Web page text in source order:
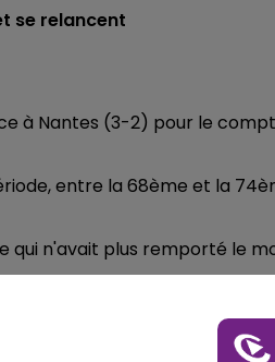
se relancent
à Nantes (3-2) pour le
entre la 68ème et la
qui n'avait plus remporté le
David Guion s'emparent